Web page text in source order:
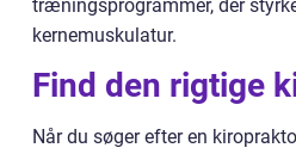
træningsprogrammer, der
kernemuskulatur.
Find den rigtige
Når du søger efter en